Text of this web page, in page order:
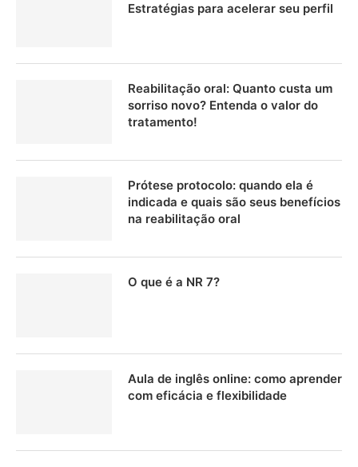
Estratégias para acelerar seu perfil
Reabilitação oral: Quanto custa um
sorriso novo? Entenda o valor do
tratamento!
Prótese protocolo: quando ela é
indicada e quais são seus benefícios
na reabilitação oral
O que é a NR 7?
Aula de inglês online: como aprender
com eficácia e flexibilidade